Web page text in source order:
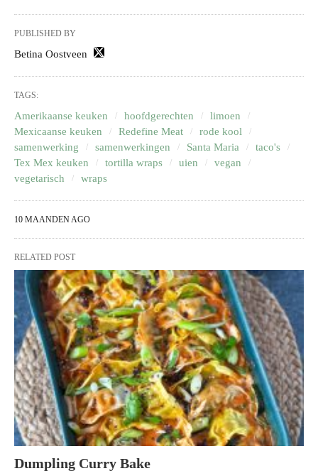
PUBLISHED BY
Betina Oostveen
TAGS:
Amerikaanse keuken hoofdgerechten
limoen
Mexicaanse keuken
Redefine Meat
rode kool
samenwerking
samenwerkingen Santa Maria
taco's
Tex Mex keuken
tortilla wraps uien
vegan
vegetarisch
wraps
10 MAANDEN AGO
RELATED POST
Dumpling Curry Bake